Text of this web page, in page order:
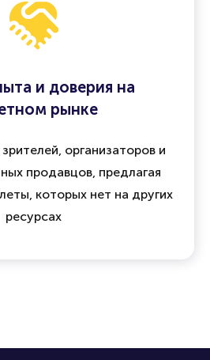
и доверия на
рынке
организаторов и
продавцов, предлагая
которых нет на других
ресурсах